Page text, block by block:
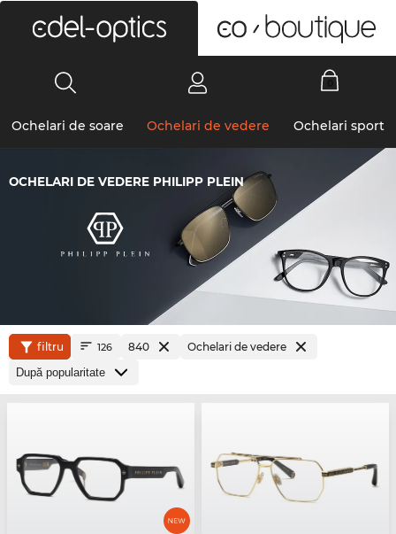
Ochelari de soare Ochelari de vedere Ochelari sport
OCHELARI DE VEDERE PHILIPP PLEIN
filtru 126 840 Ochelari de vedere